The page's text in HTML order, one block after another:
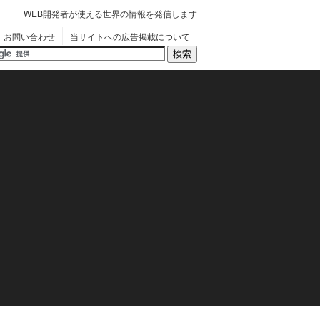
WEB開発者が使える世界の情報を発信します
お問い合わせ 当サイトへの広告掲載について